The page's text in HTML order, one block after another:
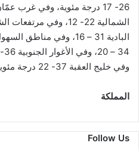
وفي خليج العقبة 37- 22 درجة مئوية.
المملكة
Follow Us